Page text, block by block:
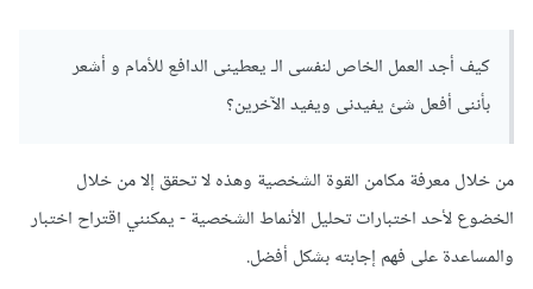
كيف أجد العمل الخاص لنفسى الـ يعطينى الدافع للأمام و أشعر
بأننى أفعل شئ يفيدنى ويفيد الآخرين؟
من خلال معرفة مكامن القوة الشخصية وهذه لا تحقق إلا من خلال
الخضوع لأحد اختبارات تحليل الأنماط الشخصية - يمكنني اقتراح اختبار
والمساعدة على فهم إجابته بشكل أفضل.